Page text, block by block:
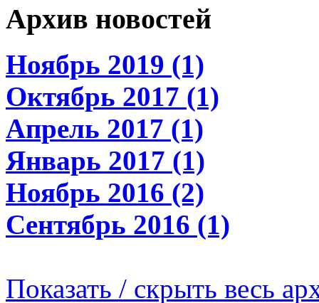
Архив новостей
Ноябрь 2019 (1)
Октябрь 2017 (1)
Апрель 2017 (1)
Январь 2017 (1)
Ноябрь 2016 (2)
Сентябрь 2016 (1)
Показать / скрыть весь